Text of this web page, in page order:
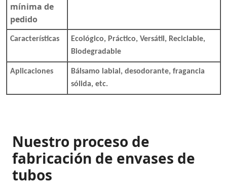
mínima de
pedido
Características
Ecológico, Práctico, Versátil, Reciclable,
Biodegradable
Aplicaciones
Bálsamo labial, desodorante, fragancia
sólida, etc.
Nuestro proceso de
fabricación de envases de
tubos